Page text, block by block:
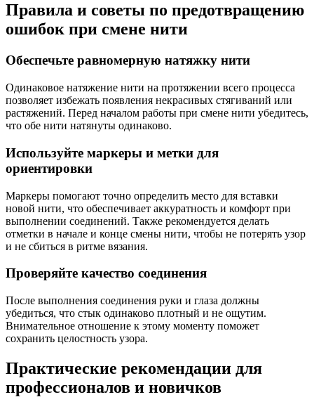
Правила и советы по предотвращению
ошибок при смене нити
Обеспечьте равномерную натяжку нити
Одинаковое натяжение нити на протяжении всего процесса
позволяет избежать появления некрасивых стягиваний или
растяжений. Перед началом работы при смене нити убедитесь,
что обе нити натянуты одинаково.
Используйте маркеры и метки для
ориентировки
Маркеры помогают точно определить место для вставки
новой нити, что обеспечивает аккуратность и комфорт при
выполнении соединений. Также рекомендуется делать
отметки в начале и конце смены нити, чтобы не потерять узор
и не сбиться в ритме вязания.
Проверяйте качество соединения
После выполнения соединения руки и глаза должны
убедиться, что стык одинаково плотный и не ощутим.
Внимательное отношение к этому моменту поможет
сохранить целостность узора.
Практические рекомендации для
профессионалов и новичков